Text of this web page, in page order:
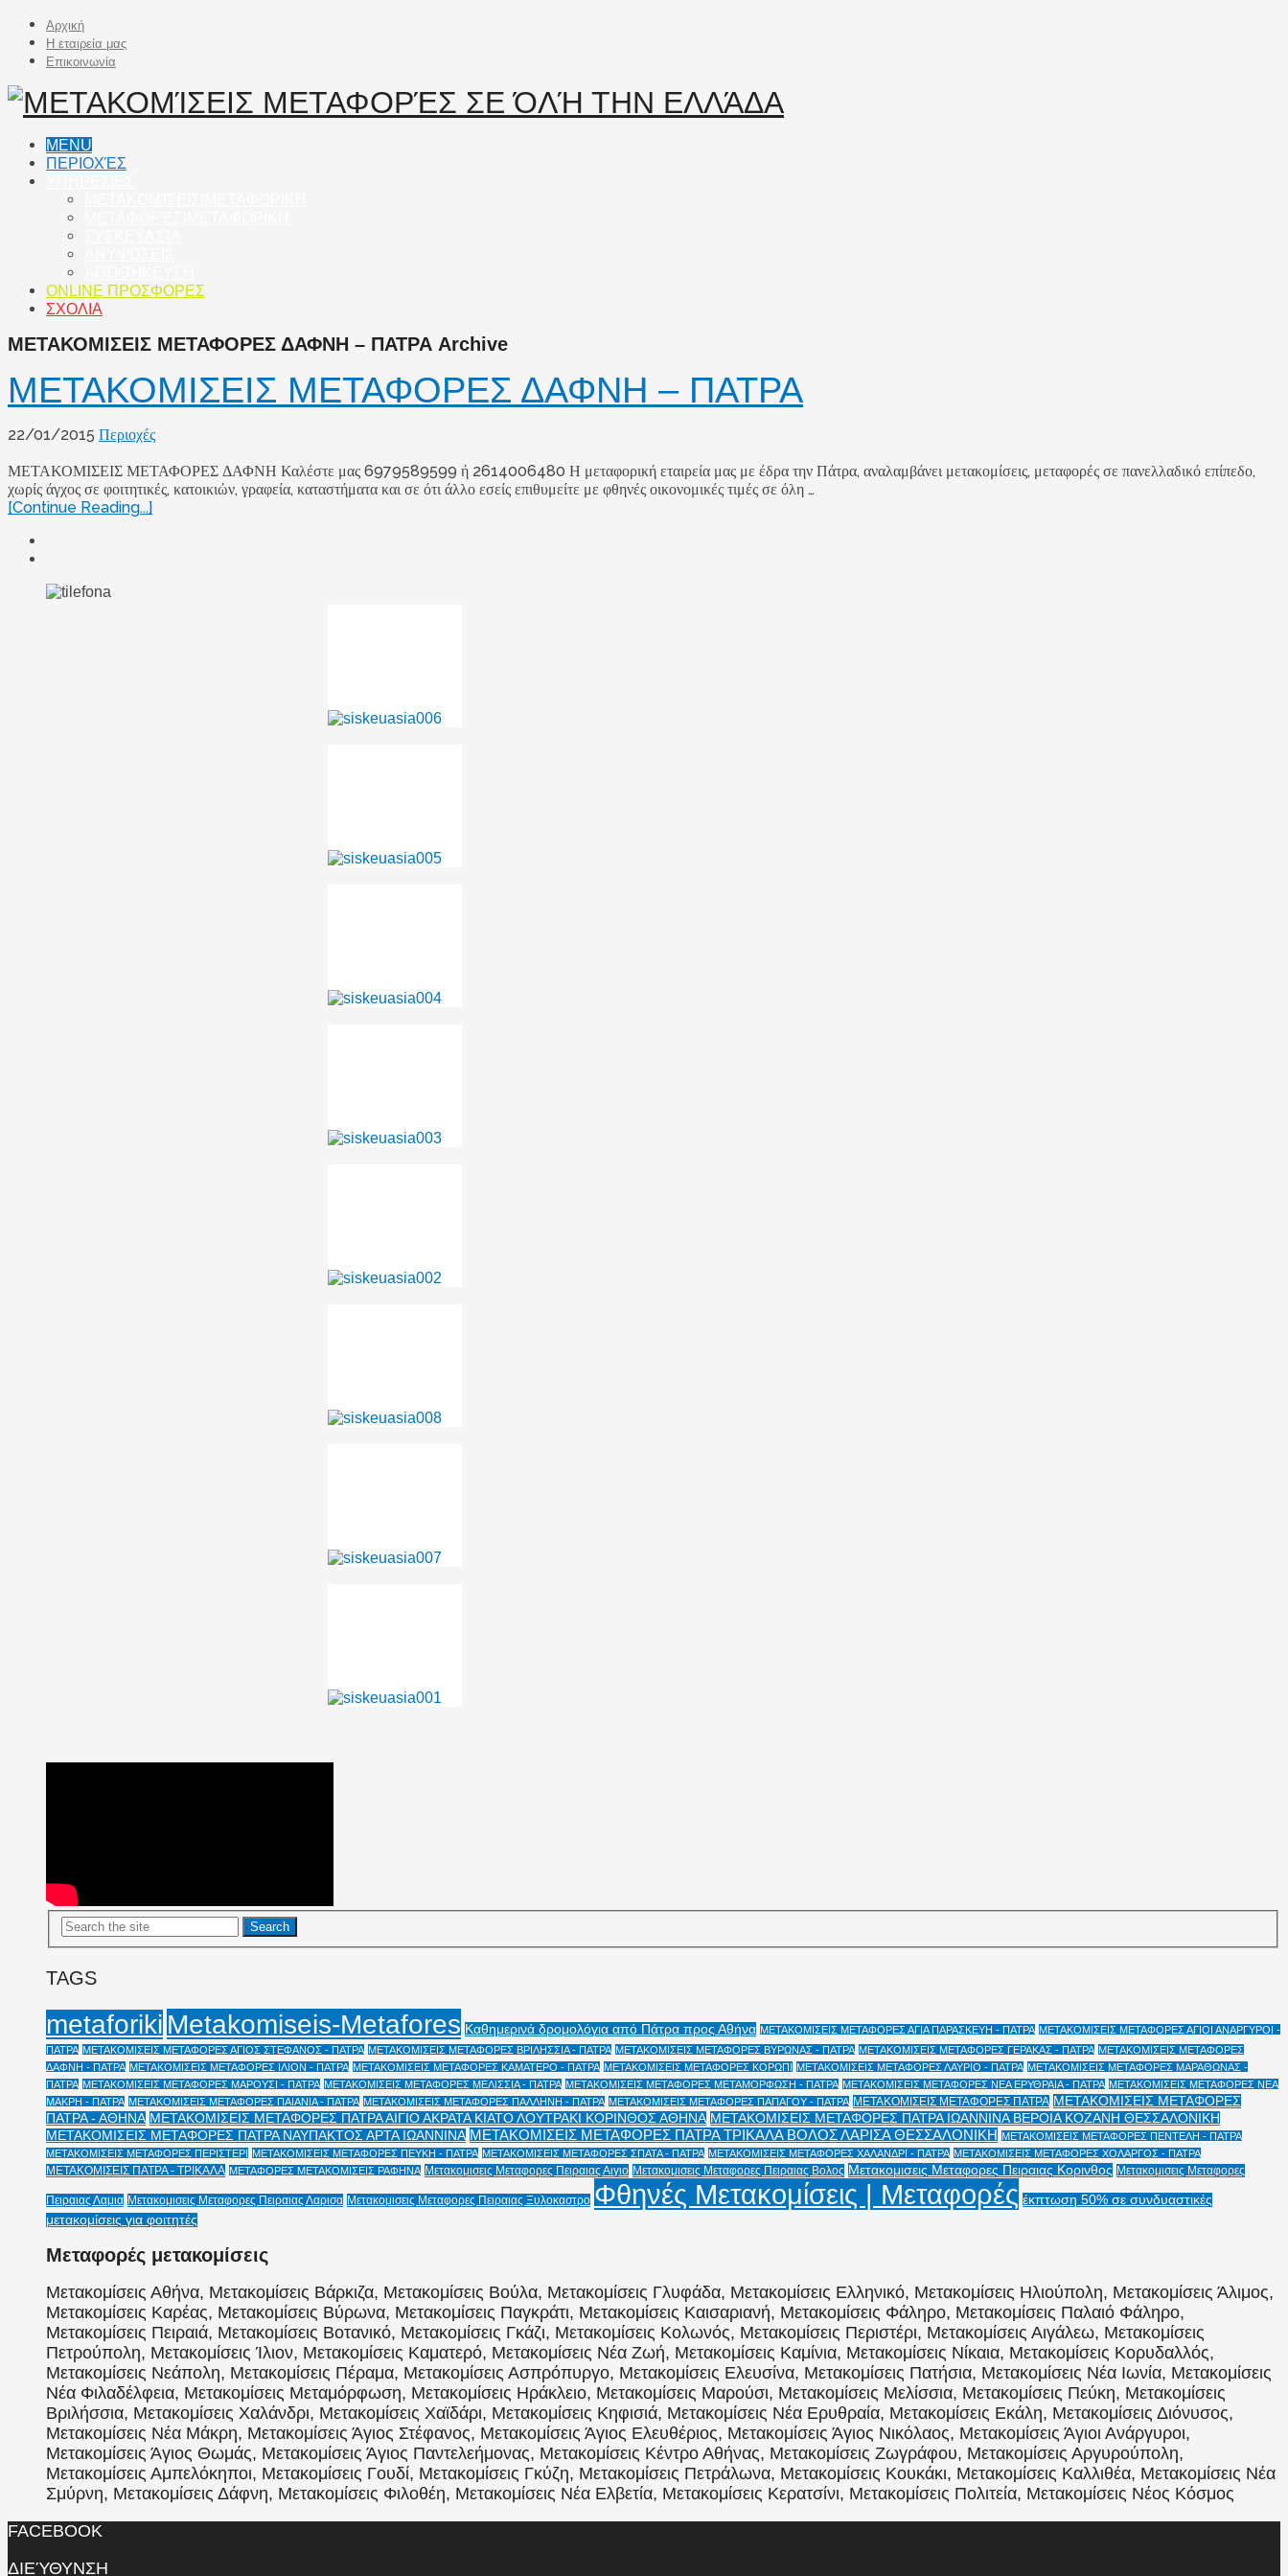
Αρχική
Η εταιρεία μας
Επικοινωνία
MENU
ΠΕΡΙΟΧΈΣ
ONLINE ΠΡΟΣΦΟΡΕΣ
ΣΧΟΛΙΑ
ΜΕΤΑΚΟΜΙΣΕΙΣ ΜΕΤΑΦΟΡΕΣ ΔΑΦΝΗ – ΠΑΤΡΑ Archive
ΜΕΤΑΚΟΜΙΣΕΙΣ ΜΕΤΑΦΟΡΕΣ ΔΑΦΝΗ – ΠΑΤΡΑ
22/01/2015 Περιοχές
ΜΕΤΑΚΟΜΙΣΕΙΣ ΜΕΤΑΦΟΡΕΣ ΔΑΦΝΗ Καλέστε μας 6979589599 ή 2614006480 Η μεταφορική εταιρεία μας με έδρα την Πάτρα, αναλαμβάνει μετακομίσεις, μεταφορές σε πανελλαδικό επίπεδο,
χωρίς άγχος σε φοιτητικές, κατοικιών, γραφεία, καταστήματα και σε ότι άλλο εσείς επιθυμείτε με φθηνές οικονομικές τιμές σε όλη …
[Continue Reading...]
TAGS
metaforiki Metakomiseis-Metafores Καθημερινά δρομολόγια από Πάτρα προς Αθήνα ΜΕΤΑΚΟΜΙΣΕΙΣ ΜΕΤΑΦΟΡΕΣ ΑΓΙΑ ΠΑΡΑΣΚΕΥΗ - ΠΑΤΡΑ ΜΕΤΑΚΟΜΙΣΕΙΣ ΜΕΤΑΦΟΡΕΣ ΑΓΙΟΙ ΑΝΑΡΓΥΡΟΙ -
ΠΑΤΡΑ ΜΕΤΑΚΟΜΙΣΕΙΣ ΜΕΤΑΦΟΡΕΣ ΑΓΙΟΣ ΣΤΕΦΑΝΟΣ - ΠΑΤΡΑ ΜΕΤΑΚΟΜΙΣΕΙΣ ΜΕΤΑΦΟΡΕΣ ΒΡΙΛΗΣΣΙΑ - ΠΑΤΡΑ ΜΕΤΑΚΟΜΙΣΕΙΣ ΜΕΤΑΦΟΡΕΣ ΒΥΡΩΝΑΣ - ΠΑΤΡΑ ΜΕΤΑΚΟΜΙΣΕΙΣ ΜΕΤΑΦΟΡΕΣ ΓΕΡΑΚΑΣ - ΠΑΤΡΑ ΜΕΤΑΚΟΜΙΣΕΙΣ ΜΕΤΑΦΟΡΕΣ
ΔΑΦΝΗ - ΠΑΤΡΑ ΜΕΤΑΚΟΜΙΣΕΙΣ ΜΕΤΑΦΟΡΕΣ ΙΛΙΟΝ - ΠΑΤΡΑ ΜΕΤΑΚΟΜΙΣΕΙΣ ΜΕΤΑΦΟΡΕΣ ΚΑΜΑΤΕΡΟ - ΠΑΤΡΑ ΜΕΤΑΚΟΜΙΣΕΙΣ ΜΕΤΑΦΟΡΕΣ ΚΟΡΩΠΙ ΜΕΤΑΚΟΜΙΣΕΙΣ ΜΕΤΑΦΟΡΕΣ ΛΑΥΡΙΟ - ΠΑΤΡΑ ΜΕΤΑΚΟΜΙΣΕΙΣ ΜΕΤΑΦΟΡΕΣ ΜΑΡΑΘΩΝΑΣ -
ΠΑΤΡΑ ΜΕΤΑΚΟΜΙΣΕΙΣ ΜΕΤΑΦΟΡΕΣ ΜΑΡΟΥΣΙ - ΠΑΤΡΑ ΜΕΤΑΚΟΜΙΣΕΙΣ ΜΕΤΑΦΟΡΕΣ ΜΕΛΙΣΣΙΑ - ΠΑΤΡΑ ΜΕΤΑΚΟΜΙΣΕΙΣ ΜΕΤΑΦΟΡΕΣ ΜΕΤΑΜΟΡΦΩΣΗ - ΠΑΤΡΑ ΜΕΤΑΚΟΜΙΣΕΙΣ ΜΕΤΑΦΟΡΕΣ ΝΕΑ ΕΡΥΘΡΑΙΑ - ΠΑΤΡΑ ΜΕΤΑΚΟΜΙΣΕΙΣ ΜΕΤΑΦΟΡΕΣ ΝΕΑ
ΜΑΚΡΗ - ΠΑΤΡΑ ΜΕΤΑΚΟΜΙΣΕΙΣ ΜΕΤΑΦΟΡΕΣ ΠΑΙΑΝΙΑ - ΠΑΤΡΑ ΜΕΤΑΚΟΜΙΣΕΙΣ ΜΕΤΑΦΟΡΕΣ ΠΑΛΛΗΝΗ - ΠΑΤΡΑ ΜΕΤΑΚΟΜΙΣΕΙΣ ΜΕΤΑΦΟΡΕΣ ΠΑΠΑΓΟΥ - ΠΑΤΡΑ ΜΕΤΑΚΟΜΙΣΕΙΣ ΜΕΤΑΦΟΡΕΣ ΠΑΤΡΑ ΜΕΤΑΚΟΜΙΣΕΙΣ ΜΕΤΑΦΟΡΕΣ
ΠΑΤΡΑ - ΑΘΗΝΑ ΜΕΤΑΚΟΜΙΣΕΙΣ ΜΕΤΑΦΟΡΕΣ ΠΑΤΡΑ ΑΙΓΙΟ ΑΚΡΑΤΑ ΚΙΑΤΟ ΛΟΥΤΡΑΚΙ ΚΟΡΙΝΘΟΣ ΑΘΗΝΑ ΜΕΤΑΚΟΜΙΣΕΙΣ ΜΕΤΑΦΟΡΕΣ ΠΑΤΡΑ ΙΩΑΝΝΙΝΑ ΒΕΡΟΙΑ ΚΟΖΑΝΗ ΘΕΣΣΑΛΟΝΙΚΗ
ΜΕΤΑΚΟΜΙΣΕΙΣ ΜΕΤΑΦΟΡΕΣ ΠΑΤΡΑ ΝΑΥΠΑΚΤΟΣ ΑΡΤΑ ΙΩΑΝΝΙΝΑ ΜΕΤΑΚΟΜΙΣΕΙΣ ΜΕΤΑΦΟΡΕΣ ΠΑΤΡΑ ΤΡΙΚΑΛΑ ΒΟΛΟΣ ΛΑΡΙΣΑ ΘΕΣΣΑΛΟΝΙΚΗ ΜΕΤΑΚΟΜΙΣΕΙΣ ΜΕΤΑΦΟΡΕΣ ΠΕΝΤΕΛΗ - ΠΑΤΡΑ
ΜΕΤΑΚΟΜΙΣΕΙΣ ΜΕΤΑΦΟΡΕΣ ΠΕΡΙΣΤΕΡΙ
ΜΕΤΑΚΟΜΙΣΕΙΣ ΜΕΤΑΦΟΡΕΣ ΠΕΥΚΗ - ΠΑΤΡΑ ΜΕΤΑΚΟΜΙΣΕΙΣ ΜΕΤΑΦΟΡΕΣ ΣΠΑΤΑ - ΠΑΤΡΑ ΜΕΤΑΚΟΜΙΣΕΙΣ ΜΕΤΑΦΟΡΕΣ ΧΑΛΑΝΔΡΙ - ΠΑΤΡΑ ΜΕΤΑΚΟΜΙΣΕΙΣ ΜΕΤΑΦΟΡΕΣ ΧΟΛΑΡΓΟΣ - ΠΑΤΡΑ
ΜΕΤΑΚΟΜΙΣΕΙΣ ΠΑΤΡΑ - ΤΡΙΚΑΛΑ ΜΕΤΑΦΟΡΕΣ ΜΕΤΑΚΟΜΙΣΕΙΣ ΡΑΦΗΝΑ Μετακομισεις Μεταφορες Πειραιας Αιγιο Μετακομισεις Μεταφορες Πειραιας Βολος Μετακομισεις Μεταφορες Πειραιας Κορινθος Μετακομισεις Μεταφορες
Πειραιας Λαμια Μετακομισεις Μεταφορες Πειραιας Λαρισα Μετακομισεις Μεταφορες Πειραιας Ξυλοκαστρο Φθηνές Μετακομίσεις | Μεταφορές έκπτωση 50% σε συνδυαστικές
μετακομίσεις για φοιτητές
Μεταφορές μετακομίσεις
Μετακομίσεις Αθήνα, Μετακομίσεις Βάρκιζα, Μετακομίσεις Βούλα, Μετακομίσεις Γλυφάδα, Μετακομίσεις Ελληνικό, Μετακομίσεις Ηλιούπολη, Μετακομίσεις Άλιμος,
Μετακομίσεις Καρέας, Μετακομίσεις Βύρωνα, Μετακομίσεις Παγκράτι, Μετακομίσεις Καισαριανή, Μετακομίσεις Φάληρο, Μετακομίσεις Παλαιό Φάληρο,
Μετακομίσεις Πειραιά, Μετακομίσεις Βοτανικό, Μετακομίσεις Γκάζι, Μετακομίσεις Κολωνός, Μετακομίσεις Περιστέρι, Μετακομίσεις Αιγάλεω, Μετακομίσεις
Πετρούπολη, Μετακομίσεις Ίλιον, Μετακομίσεις Καματερό, Μετακομίσεις Νέα Ζωή, Μετακομίσεις Καμίνια, Μετακομίσεις Νίκαια, Μετακομίσεις Κορυδαλλός,
Μετακομίσεις Νεάπολη, Μετακομίσεις Πέραμα, Μετακομίσεις Ασπρόπυργο, Μετακομίσεις Ελευσίνα, Μετακομίσεις Πατήσια, Μετακομίσεις Νέα Ιωνία, Μετακομίσεις
Νέα Φιλαδέλφεια, Μετακομίσεις Μεταμόρφωση, Μετακομίσεις Ηράκλειο, Μετακομίσεις Μαρούσι, Μετακομίσεις Μελίσσια, Μετακομίσεις Πεύκη, Μετακομίσεις
Βριλήσσια, Μετακομίσεις Χαλάνδρι, Μετακομίσεις Χαϊδάρι, Μετακομίσεις Κηφισιά, Μετακομίσεις Νέα Ερυθραία, Μετακομίσεις Εκάλη, Μετακομίσεις Διόνυσος,
Μετακομίσεις Νέα Μάκρη, Μετακομίσεις Άγιος Στέφανος, Μετακομίσεις Άγιος Ελευθέριος, Μετακομίσεις Άγιος Νικόλαος, Μετακομίσεις Άγιοι Ανάργυροι,
Μετακομίσεις Άγιος Θωμάς, Μετακομίσεις Άγιος Παντελεήμονας, Μετακομίσεις Κέντρο Αθήνας, Μετακομίσεις Ζωγράφου, Μετακομίσεις Αργυρούπολη,
Μετακομίσεις Αμπελόκηποι, Μετακομίσεις Γουδί, Μετακομίσεις Γκύζη, Μετακομίσεις Πετράλωνα, Μετακομίσεις Κουκάκι, Μετακομίσεις Καλλιθέα, Μετακομίσεις Νέα
Σμύρνη, Μετακομίσεις Δάφνη, Μετακομίσεις Φιλοθέη, Μετακομίσεις Νέα Ελβετία, Μετακομίσεις Κερατσίνι, Μετακομίσεις Πολιτεία, Μετακομίσεις Νέος Κόσμος
FACEBOOK
ΔΙΕΎΘΥΝΣΗ